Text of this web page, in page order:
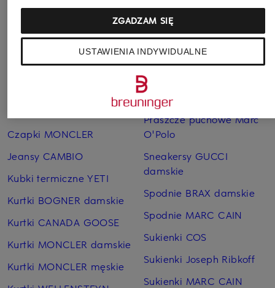
Pozostałe kategorie
Czapki MONCLER
Jeansy CAMBIO
Kubki termiczne YETI
Kurtki BOGNER damskie
Kurtki CANADA GOOSE
Kurtki MONCLER damskie
Kurtki MONCLER męskie
Pierścionki TIFFANY & Co.
Płaszcze puchowe Marc
O'Polo
Sneakersy GUCCI
damskie
Spodnie BRAX damskie
Spodnie MARC CAIN
Sukienki COS
Sukienki Joseph Ribkoff
Sukienki MARC CAIN
USTAWIENIA INDYWIDUALNE
ZGADZAM SIĘ